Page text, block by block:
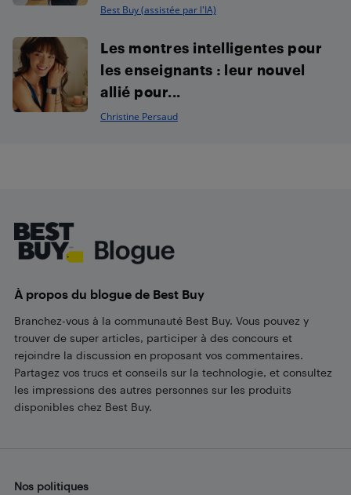
Best Buy (assistée par l'IA)
Les montres intelligentes pour
les enseignants : leur nouvel
allié pour...
Christine Persaud
À propos du blogue de Best Buy
Branchez-vous à la communauté Best Buy. Vous pouvez y
trouver de super articles, participer à des concours et
rejoindre la discussion en proposant vos commentaires.
Partagez vos trucs et conseils sur la technologie, et consultez
les impressions des autres personnes sur les produits
disponibles chez Best Buy.
Nos politiques